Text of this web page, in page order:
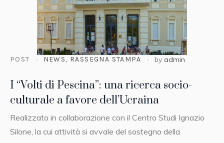
POST NEWS, RASSEGNA STAMPA by admin
I “Volti di Pescina”: una ricerca socio-
culturale a favore dell’Ucraina
Realizzato in collaborazione con il Centro Studi Ignazio
Silone, la cui attività si avvale del sostegno della